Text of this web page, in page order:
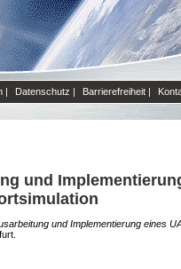
| Datenschutz | Barrierefreiheit |
und
und Implementierung eines